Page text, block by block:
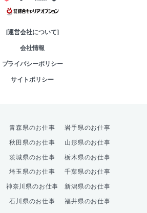
[運営会社について]
会社情報
プライバシーポリシー
サイトポリシー
青森県のお仕事 岩手県のお仕事
秋田県のお仕事 山形県のお仕事
茨城県のお仕事 栃木県のお仕事
埼玉県のお仕事 千葉県のお仕事
神奈川県のお仕事 新潟県のお仕事
石川県のお仕事 福井県のお仕事